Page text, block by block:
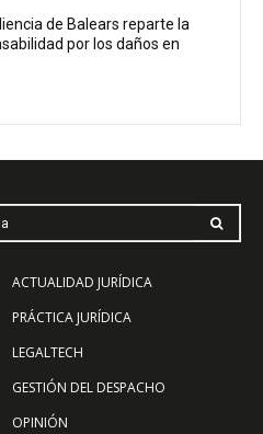
de Balears reparte la
por los daños en
ACTUALIDAD JURÍDICA
PRÁCTICA JURÍDICA
LEGALTECH
GESTIÓN DEL DESPACHO
OPINIÓN